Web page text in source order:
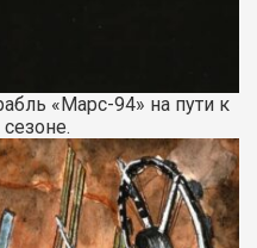
«Марс-94» на пути к